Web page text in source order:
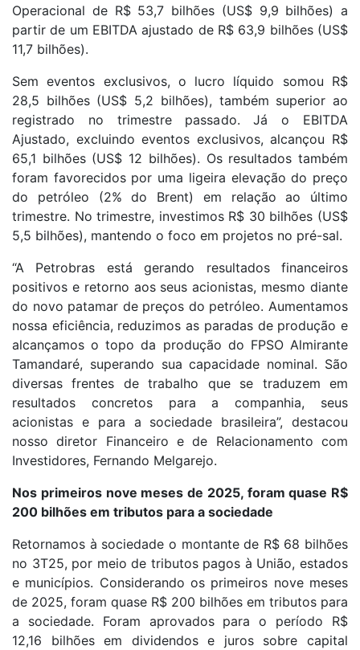
Operacional de R$ 53,7 bilhões (US$ 9,9 bilhões) a
partir de um EBITDA ajustado de R$ 63,9 bilhões (US$
11,7 bilhões).
Sem eventos exclusivos, o lucro líquido somou R$
28,5 bilhões (US$ 5,2 bilhões), também superior ao
registrado no trimestre passado. Já o EBITDA
Ajustado, excluindo eventos exclusivos, alcançou R$
65,1 bilhões (US$ 12 bilhões). Os resultados também
foram favorecidos por uma ligeira elevação do preço
do petróleo (2% do Brent) em relação ao último
trimestre. No trimestre, investimos R$ 30 bilhões (US$
5,5 bilhões), mantendo o foco em projetos no pré-sal.
“A Petrobras está gerando resultados financeiros
positivos e retorno aos seus acionistas, mesmo diante
do novo patamar de preços do petróleo. Aumentamos
nossa eficiência, reduzimos as paradas de produção e
alcançamos o topo da produção do FPSO Almirante
Tamandaré, superando sua capacidade nominal. São
diversas frentes de trabalho que se traduzem em
resultados concretos para a companhia, seus
acionistas e para a sociedade brasileira”, destacou
nosso diretor Financeiro e de Relacionamento com
Investidores, Fernando Melgarejo.
Nos primeiros nove meses de 2025, foram quase R$
200 bilhões em tributos para a sociedade
Retornamos à sociedade o montante de R$ 68 bilhões
no 3T25, por meio de tributos pagos à União, estados
e municípios. Considerando os primeiros nove meses
de 2025, foram quase R$ 200 bilhões em tributos para
a sociedade. Foram aprovados para o período R$
12,16 bilhões em dividendos e juros sobre capital